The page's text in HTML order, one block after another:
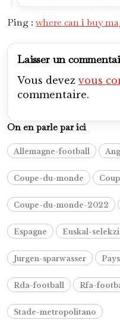
Ping : where can i buy
Laisser un
Vous devezvous
commentaire.
On en parle par ici
Allemagne-football
Coupe-du-monde
Coupe-du-monde-2022
Espagne Euskal-
Jurgen-sparwasser
Rda-football Rfa-
Stade-metropolitano